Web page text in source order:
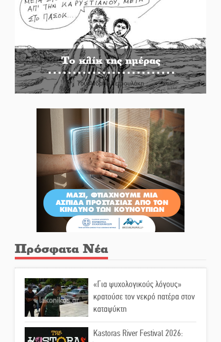
Το κλίκ της ημέρας
Του Ανδρέα Πετρουλάκη
Πρόσφατα Νέα
«Για ψυχολογικούς λόγους»
κρατούσε τον νεκρό πατέρα στον
καταψύκτη
Kastoras River Festival 2026: